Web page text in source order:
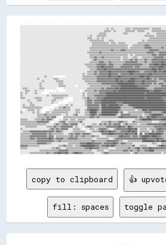
copy to clipboard 👍
fill: spaces toggle